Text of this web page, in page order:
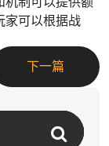
家可以根据战
下一篇